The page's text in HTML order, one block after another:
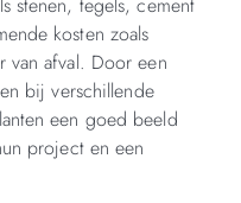
stenen, tegels, cement
kosten zoals
van afval. Door een
bij verschillende
een goed beeld
project en een